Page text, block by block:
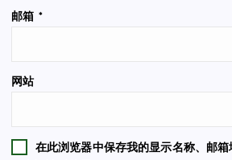
邮箱 *
网站
在此浏览器中保存我的显示名称、邮